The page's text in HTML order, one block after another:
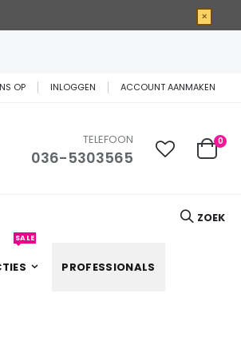
×
OP INLOGGEN ACCOUNT AANMAKEN
TELEFOON
036-5303565
ZOEK
Cart
0
SALE
PROFESSIONALS